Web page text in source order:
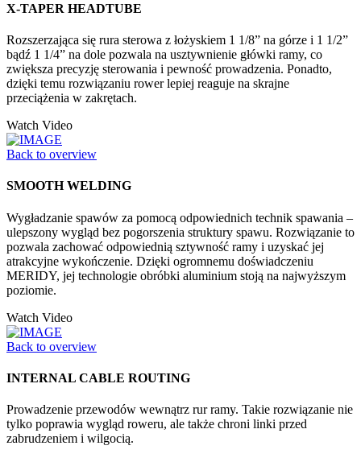
X-TAPER HEADTUBE
Rozszerzająca się rura sterowa z łożyskiem 1 1/8” na górze i 1 1/2”
bądź 1 1/4” na dole pozwala na usztywnienie główki ramy, co
zwiększa precyzję sterowania i pewność prowadzenia. Ponadto,
dzięki temu rozwiązaniu rower lepiej reaguje na skrajne
przeciążenia w zakrętach.
Watch Video
Back to overview
SMOOTH WELDING
Wygładzanie spawów za pomocą odpowiednich technik spawania –
ulepszony wygląd bez pogorszenia struktury spawu. Rozwiązanie to
pozwala zachować odpowiednią sztywność ramy i uzyskać jej
atrakcyjne wykończenie. Dzięki ogromnemu doświadczeniu
MERIDY, jej technologie obróbki aluminium stoją na najwyższym
poziomie.
Watch Video
Back to overview
INTERNAL CABLE ROUTING
Prowadzenie przewodów wewnątrz rur ramy. Takie rozwiązanie nie
tylko poprawia wygląd roweru, ale także chroni linki przed
zabrudzeniem i wilgocią.